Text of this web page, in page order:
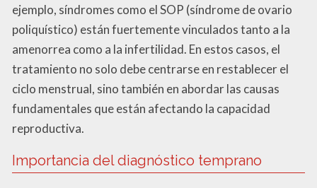
ejemplo, síndromes como el SOP (síndrome de ovario
poliquístico) están fuertemente vinculados tanto a la
amenorrea como a la infertilidad. En estos casos, el
tratamiento no solo debe centrarse en restablecer el
ciclo menstrual, sino también en abordar las causas
fundamentales que están afectando la capacidad
reproductiva.
Importancia del diagnóstico temprano